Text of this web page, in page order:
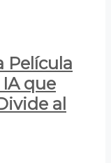
Película
que
al